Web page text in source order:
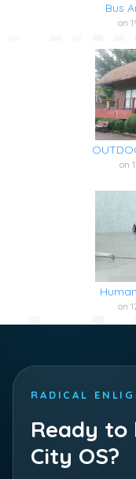
Bus
on
on
on
RADICAL
Ready
City OS?